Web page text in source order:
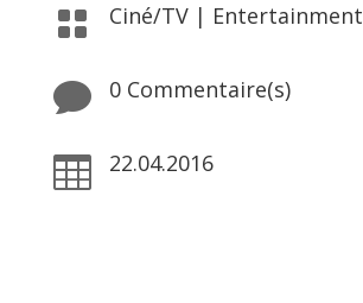
 Ciné/TV| Entertainment
 0 Commentaire(s)
 22.04.2016